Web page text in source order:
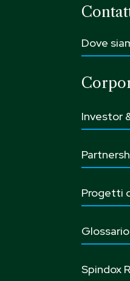
Dove
Investor
Progetti
Spindox